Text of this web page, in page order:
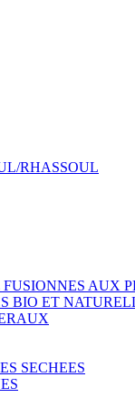
RHASSOUL
AUX
BIO ET
SECHEES